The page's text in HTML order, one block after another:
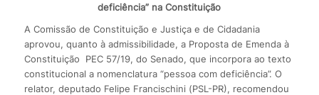
deficiência” na Constituição
A Comissão de Constituição e Justiça e de Cidadania
aprovou, quanto à admissibilidade, a Proposta de Emenda à
Constituição PEC 57/19, do Senado, que incorpora ao texto
constitucional a nomenclatura “pessoa com deficiência”. O
relator, deputado Felipe Francischini (PSL-PR), recomendou